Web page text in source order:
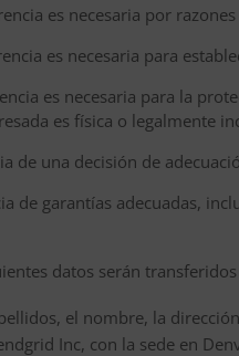
es necesaria por
es necesaria para
es necesaria para la
es física o legalmente
de una decisión de
de garantías adecuadas,
datos serán
el nombre, la
Inc, con la sede en